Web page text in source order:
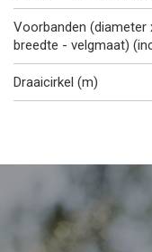
Voorbanden (diameter
breedte - velgmaat)
Draaicirkel (m)